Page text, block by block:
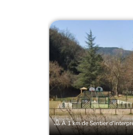
À 1 km de Sentier